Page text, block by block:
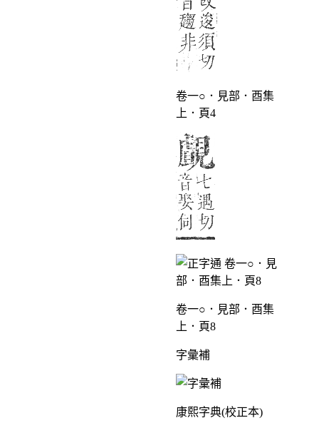
卷一○．見部．酉集
上．頁4
卷一○．見部．酉集
上．頁8
字彙補
康熙字典(校正本)